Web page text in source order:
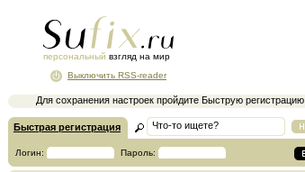
персональный взгляд на мир
Для сохранения настроек пройдите Быструю регистрацию
Выключить RSS-reader
Быстрая регистрация
Логин: Пароль: